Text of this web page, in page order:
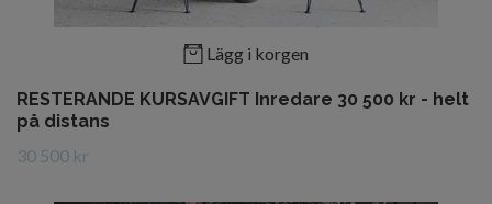
Lägg i korgen
RESTERANDE KURSAVGIFT Inredare 30 500 kr - helt
på distans
30 500 kr